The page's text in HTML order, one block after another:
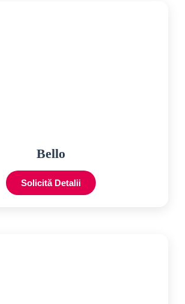
Bello
Solicită Detalii